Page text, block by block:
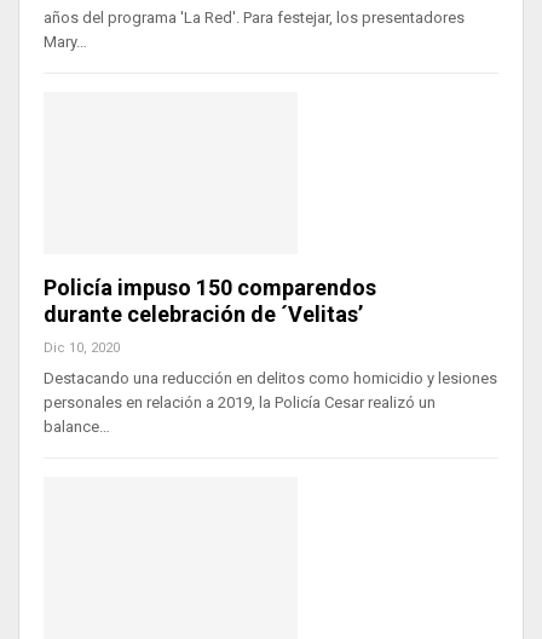
años del programa 'La Red'. Para festejar, los presentadores
Mary…
Policía impuso 150 comparendos
durante celebración de ´Velitas’
Dic 10, 2020
Destacando una reducción en delitos como homicidio y lesiones
personales en relación a 2019, la Policía Cesar realizó un
balance…